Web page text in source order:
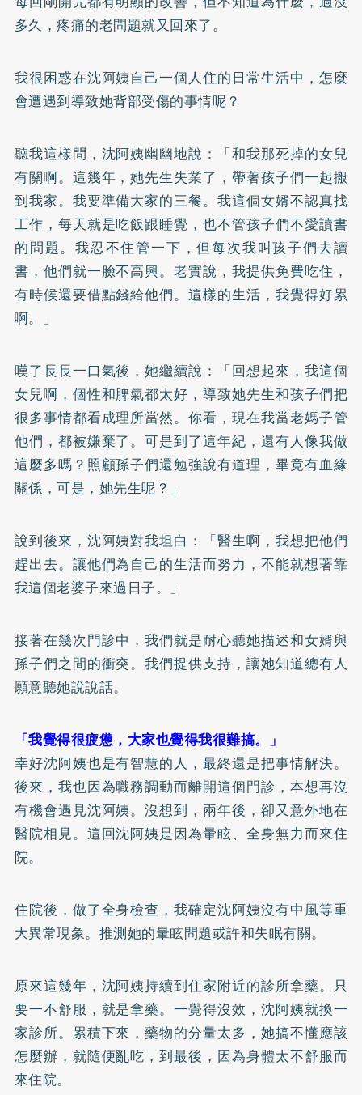
多久，疼痛的老問題就又回來了。
我很困惑在沈阿姨自己一個人住的日常生活中，怎麼
會遭遇到導致她背部受傷的事情呢？
聽我這樣問，沈阿姨幽幽地說：「和我那死掉的女兒
有關啊。這幾年，她先生失業了，帶著孩子們一起搬
到我家。我要準備大家的三餐。我這個女婿不認真找
工作，每天就是吃飯跟睡覺，也不管孩子們不愛讀書
的問題。我忍不住管一下，但每次我叫孩子們去讀
書，他們就一臉不高興。老實說，我提供免費吃住，
有時候還要借點錢給他們。這樣的生活，我覺得好累
啊。」
嘆了長長一口氣後，她繼續說：「回想起來，我這個
女兒啊，個性和脾氣都太好，導致她先生和孩子們把
很多事情都看成理所當然。你看，現在我當老媽子管
他們，都被嫌棄了。可是到了這年紀，還有人像我做
這麼多嗎？照顧孫子們還勉強說有道理，畢竟有血緣
關係，可是，她先生呢？」
說到後來，沈阿姨對我坦白：「醫生啊，我想把他們
趕出去。讓他們為自己的生活而努力，不能就想著靠
我這個老婆子來過日子。」
接著在幾次門診中，我們就是耐心聽她描述和女婿與
孫子們之間的衝突。我們提供支持，讓她知道總有人
願意聽她說說話。
「我覺得很疲憊，大家也覺得我很難搞。」
幸好沈阿姨也是有智慧的人，最終還是把事情解決。
後來，我也因為職務調動而離開這個門診，本想再沒
有機會遇見沈阿姨。沒想到，兩年後，卻又意外地在
醫院相見。這回沈阿姨是因為暈眩、全身無力而來住
院。
住院後，做了全身檢查，我確定沈阿姨沒有中風等重
大異常現象。推測她的暈眩問題或許和失眠有關。
原來這幾年，沈阿姨持續到住家附近的診所拿藥。只
要一不舒服，就是拿藥。一覺得沒效，沈阿姨就換一
家診所。累積下來，藥物的分量太多，她搞不懂應該
怎麼辦，就隨便亂吃，到最後，因為身體太不舒服而
來住院。